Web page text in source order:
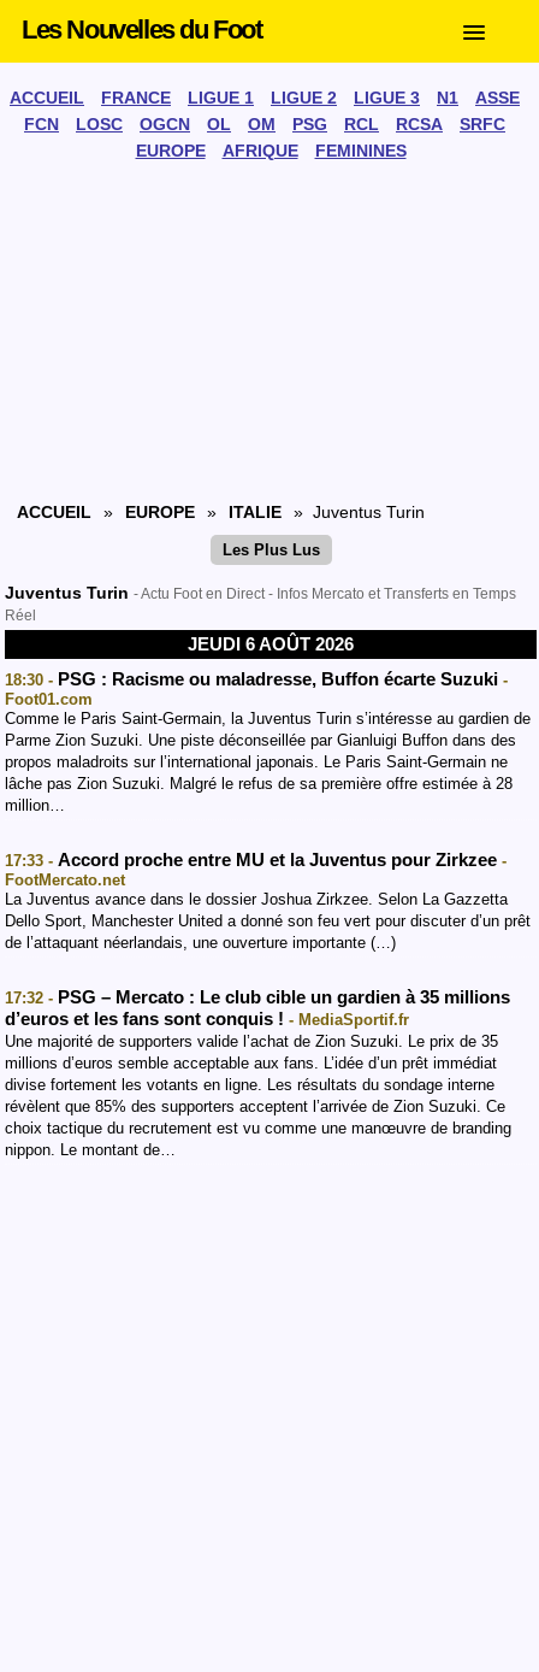
Les Nouvelles du Foot
ACCUEIL FRANCE LIGUE 1 LIGUE 2 LIGUE 3 N1
ASSE
FCN
LOSC OGCN OL OM PSG RCL RCSA
SRFC
EUROPE
AFRIQUE FEMININES
ACCUEIL » EUROPE » ITALIE » Juventus Turin
Les Plus Lus
Juventus Turin - Actu Foot en Direct - Infos Mercato et Transferts en Temps
Réel
JEUDI 6 AOÛT 2026
18:30 - PSG : Racisme ou maladresse, Buffon écarte Suzuki -
Foot01.com
Comme le Paris Saint-Germain, la Juventus Turin s’intéresse au gardien de
Parme Zion Suzuki. Une piste déconseillée par Gianluigi Buffon dans des
propos maladroits sur l’international japonais. Le Paris Saint-Germain ne
lâche pas Zion Suzuki. Malgré le refus de sa première offre estimée à 28
million…
17:33 - Accord proche entre MU et la Juventus pour Zirkzee -
FootMercato.net
La Juventus avance dans le dossier Joshua Zirkzee. Selon La Gazzetta
Dello Sport, Manchester United a donné son feu vert pour discuter d’un prêt
de l’attaquant néerlandais, une ouverture importante (…)
17:32 - PSG – Mercato : Le club cible un gardien à 35 millions
d’euros et les fans sont conquis ! - MediaSportif.fr
Une majorité de supporters valide l’achat de Zion Suzuki. Le prix de 35
millions d’euros semble acceptable aux fans. L’idée d’un prêt immédiat
divise fortement les votants en ligne. Les résultats du sondage interne
révèlent que 85% des supporters acceptent l’arrivée de Zion Suzuki. Ce
choix tactique du recrutement est vu comme une manœuvre de branding
nippon. Le montant de…